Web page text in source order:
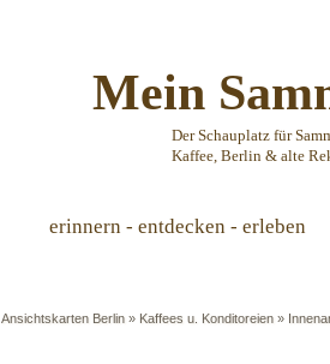
Mein
Der Schauplatz für
Kaffee, Berlin & alte
erinnern - entdecken - erleben
Ansichtskarten Berlin » Kaffees u. Konditoreien »